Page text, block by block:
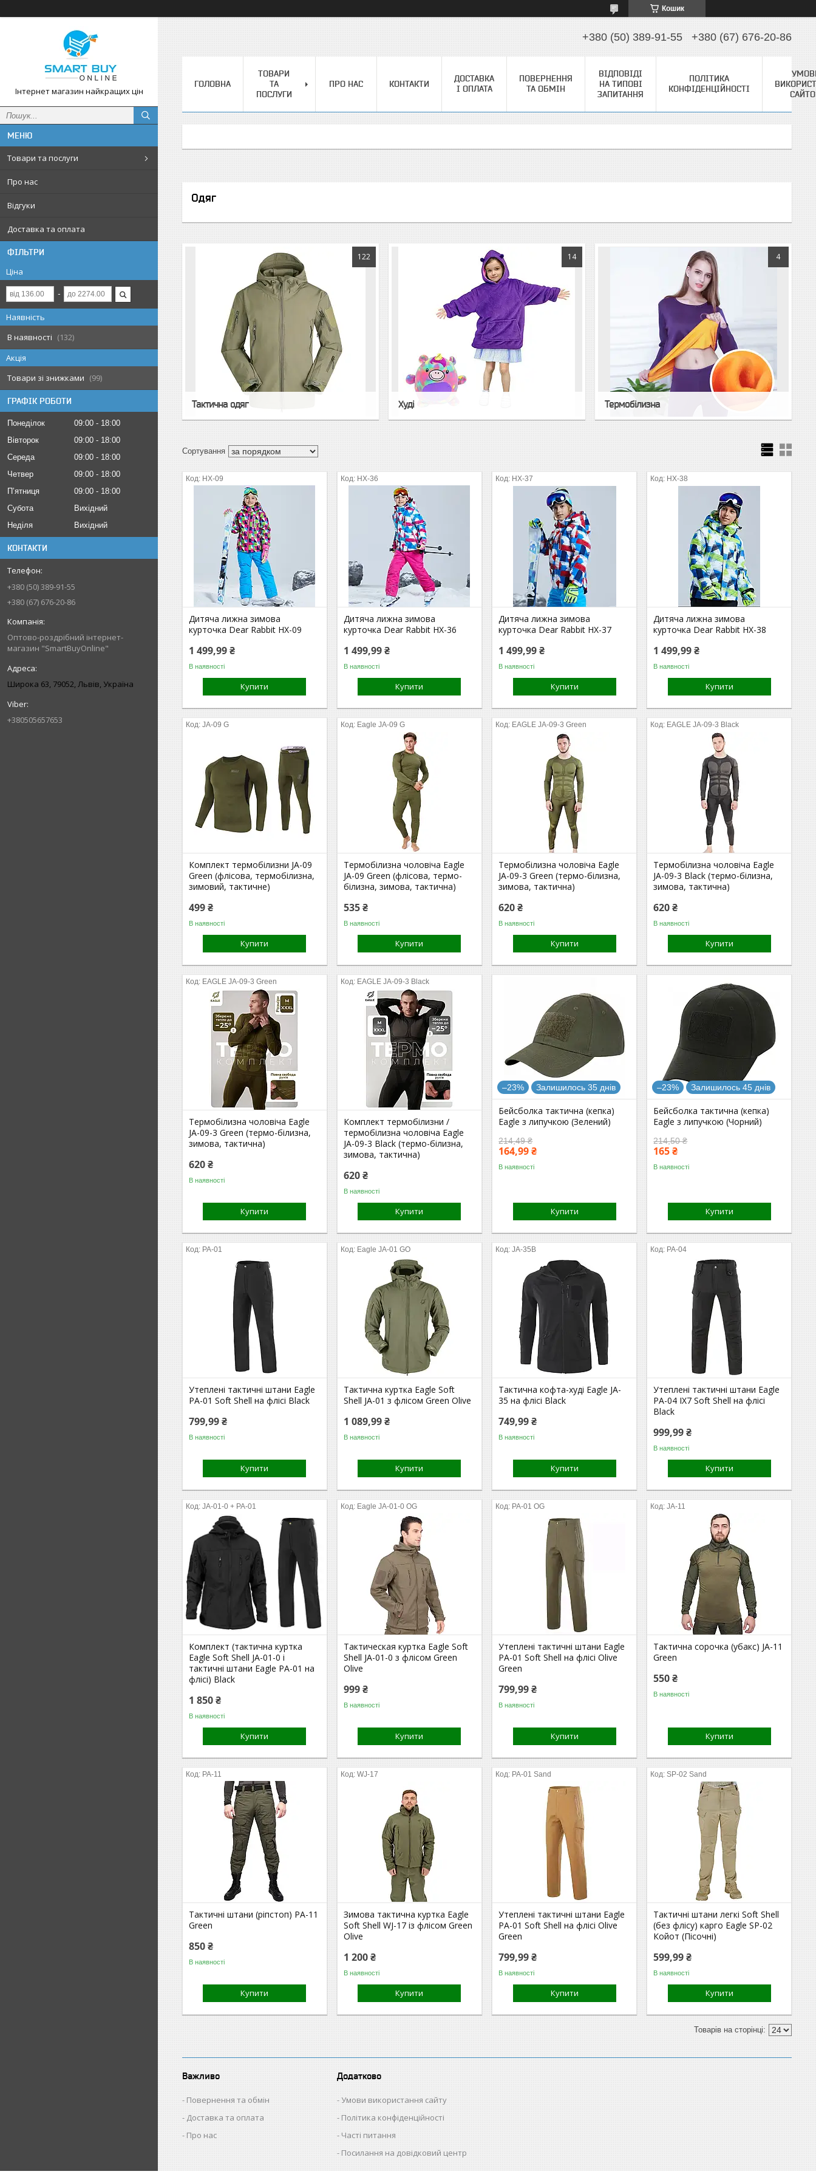
Кошик
Інтернет магазин найкращих цін
Товари та послуги
Про нас
Відгуки
Доставка та оплата
ФІЛЬТРИ
Ціна
Наявність
В наявності
132
Акція
Товари зі знижками
99
ГРАФІК РОБОТИ
Понеділок 09:00
18:00
Вівторок
09:00
18:00
Середа
09:00
18:00
Четвер
09:00
18:00
Пʼятниця
09:00
18:00
Субота
Вихідний
Неділя
Вихідний
КОНТАКТИ
+380 (50) 389-91-55
+380 (67) 676-20-86
Оптово-роздрібний інтернет-
магазин "SmartBuyOnline"
Широка 63, 79052, Львів, Україна
+380505657653
+380 (50) 389-91-55 +380 (67) 676-20-86
ГОЛОВНА
ТОВАРИ
ТА
ПОСЛУГИ
ПРО НАС КОНТАКТИ
ДОСТАВКА
І ОПЛАТА
ПОВЕРНЕННЯ
ТА ОБМІН
ВІДПОВІДІ
НА ТИПОВІ
ЗАПИТАННЯ
ПОЛІТИКА
КОНФІДЕНЦІЙНОСТІ
Одяг
122
Тактична одяг
14
Худі
4
Термобілизна
HX-09
Дитяча лижна зимова
курточка Dear Rabbit HX-09
1 499,99 ₴
В наявності
Купити
HX-36
Дитяча лижна зимова
курточка Dear Rabbit HX-36
1 499,99 ₴
В наявності
Купити
HX-37
Дитяча лижна зимова
курточка Dear Rabbit HX-37
1 499,99 ₴
В наявності
Купити
HX-38
Дитяча лижна зимова
курточка Dear Rabbit HX-38
1 499,99 ₴
В наявності
Купити
JA-09 G
Комплект термобілизни JA-09
Green (флісова, термобілизна,
зимовий, тактичне)
499 ₴
В наявності
Купити
Eagle JA-09 G
Термобілизна чоловіча Eagle
JA-09 Green (флісова, термо-
білизна, зимова, тактична)
535 ₴
В наявності
Купити
EAGLE JA-09-3 Green
Термобілизна чоловіча Eagle
JA-09-3 Green (термо-білизна,
зимова, тактична)
620 ₴
В наявності
Купити
EAGLE JA-09-3 Black
Термобілизна чоловіча Eagle
JA-09-3 Black (термо-білизна,
зимова, тактична)
620 ₴
В наявності
Купити
EAGLE JA-09-3 Green
Термобілизна чоловіча Eagle
JA-09-3 Green (термо-білизна,
зимова, тактична)
620 ₴
В наявності
Купити
EAGLE JA-09-3 Black
Комплект термобілизни /
термобілизна чоловіча Eagle
JA-09-3 Black (термо-білизна,
зимова, тактична)
620 ₴
В наявності
Купити
–23% Залишилось 35 днів
Бейсболка тактична (кепка)
Eagle з липучкою (Зелений)
214,49 ₴
164,99 ₴
В наявності
Купити
–23% Залишилось 45 днів
Бейсболка тактична (кепка)
Eagle з липучкою (Чорний)
214,50 ₴
165 ₴
В наявності
Купити
PA-01
Утеплені тактичні штани Eagle
PA-01 Soft Shell на флісі Black
799,99 ₴
В наявності
Купити
Eagle JA-01 GO
Тактична куртка Eagle Soft
Shell JA-01 з флісом Green Olive
1 089,99 ₴
В наявності
Купити
JA-35B
Тактична кофта-худі Eagle JA-
35 на флісі Black
749,99 ₴
В наявності
Купити
PA-04
Утеплені тактичні штани Eagle
PA-04 IX7 Soft Shell на флісі
Black
999,99 ₴
В наявності
Купити
JA-01-0 + PA-01
Комплект (тактична куртка
Eagle Soft Shell JA-01-0 і
тактичні штани Eagle PA-01 на
флісі) Black
1 850 ₴
В наявності
Купити
Eagle JA-01-0 OG
Тактическая куртка Eagle Soft
Shell JA-01-0 з флісом Green
Olive
999 ₴
В наявності
Купити
PA-01 OG
Утеплені тактичні штани Eagle
PA-01 Soft Shell на флісі Olive
Green
799,99 ₴
В наявності
Купити
JA-11
Тактична сорочка (убакс) JA-11
Green
550 ₴
В наявності
Купити
PA-11
Тактичні штани (ріпстоп) PA-11
Green
850 ₴
В наявності
Купити
WJ-17
Зимова тактична куртка Eagle
Soft Shell WJ-17 із флісом Green
Olive
1 200 ₴
В наявності
Купити
PA-01 Sand
Утеплені тактичні штани Eagle
PA-01 Soft Shell на флісі Olive
Green
799,99 ₴
В наявності
Купити
SP-02 Sand
Тактичні штани легкі Soft Shell
(без флісу) карго Eagle SP-02
Койот (Пісочні)
599,99 ₴
В наявності
Купити
Важливо
Повернення та обмін
Доставка та оплата
Про нас
Додатково
Умови використання сайту
Політика конфіденційності
Часті питання
Посилання на довідковий центр